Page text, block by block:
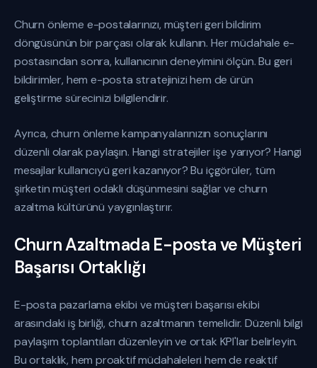
Churn önleme e-postalarınızı, müşteri geri bildirim
döngüsünün bir parçası olarak kullanın. Her müdahale e-
postasından sonra, kullanıcının deneyimini ölçün. Bu geri
bildirimler, hem e-posta stratejinizi hem de ürün
geliştirme sürecinizi bilgilendirir.
Ayrıca, churn önleme kampanyalarınızın sonuçlarını
düzenli olarak paylaşın. Hangi stratejiler işe yarıyor? Hangi
mesajlar kullanıcıyü geri kazanıyor? Bu içgörüler, tüm
şirketin müşteri odaklı düşünmesini sağlar ve churn
azaltma kültürünü yaygınlaştırır.
Churn Azaltmada E-posta ve Müşteri
Başarısı Ortaklığı
E-posta pazarlama ekibi ve müşteri başarısı ekibi
arasındaki iş birliği, churn azaltmanın temelidir. Düzenli bilgi
paylaşım toplantıları düzenleyin ve ortak KPI'lar belirleyin.
Bu ortaklık, hem proaktif müdahaleleri hem de reaktif